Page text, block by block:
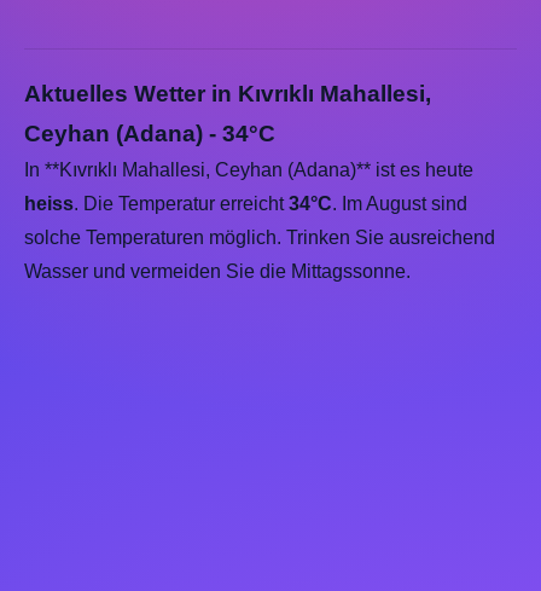
Aktuelles Wetter in Kıvrıklı Mahallesi,
Ceyhan (Adana) - 34°C
In **Kıvrıklı Mahallesi, Ceyhan (Adana)** ist es heute
heiss. Die Temperatur erreicht34°C. Im August sind
solche Temperaturen möglich. Trinken Sie ausreichend
Wasser und vermeiden Sie die Mittagssonne.